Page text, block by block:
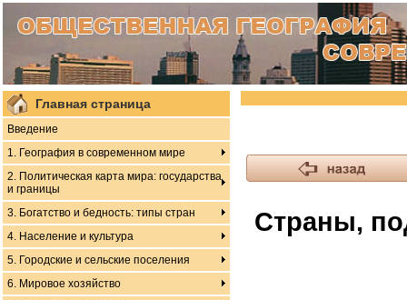
Главная страница
Введение
1. География в современном мире
2. Политическая карта мира: государства
и границы
3. Богатство и бедность: типы стран
4. Население и культура
5. Городские и сельские поселения
6. Мировое хозяйство
Страны,